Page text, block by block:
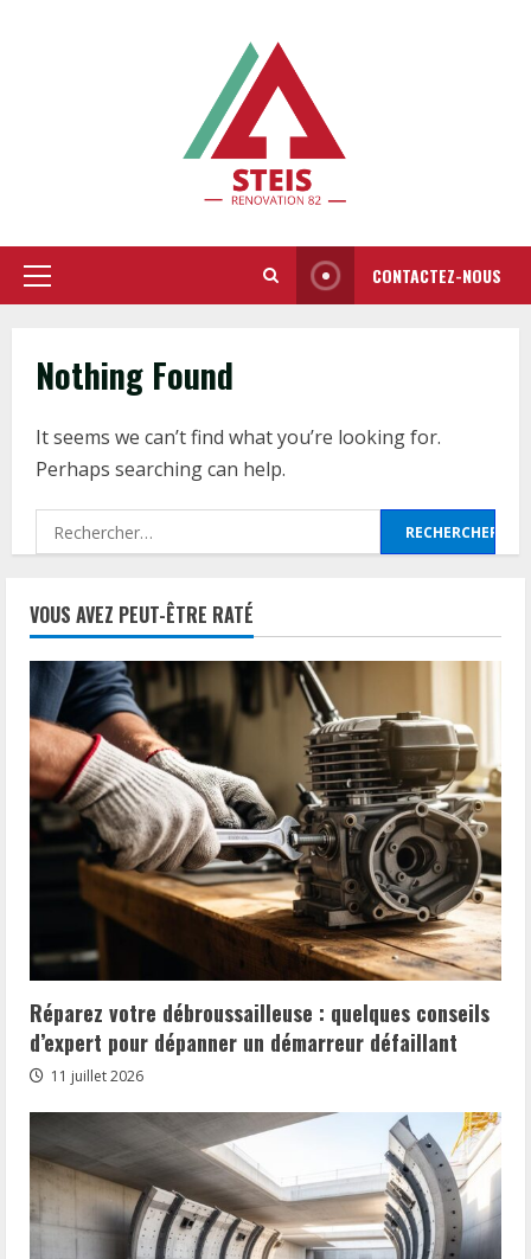
Primary
CONTACTEZ-NOUS
Nothing Found
It seems we can’t find what you’re looking for.
Perhaps searching can help.
Rechercher :
VOUS AVEZ PEUT-ÊTRE RATÉ
Réparez votre débroussailleuse : quelques conseils
d’expert pour dépanner un démarreur défaillant
11 juillet 2026